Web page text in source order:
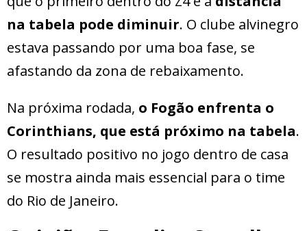
na tabela pode diminuir. O clube alvinegro
estava passando por uma boa fase, se
afastando da zona de rebaixamento.
Na próxima rodada, o Fogão enfrenta o
Corinthians, que está próximo na tabela.
O resultado positivo no jogo dentro de casa
se mostra ainda mais essencial para o time
do Rio de Janeiro.